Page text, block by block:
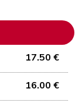
17.50 €
16.00 €